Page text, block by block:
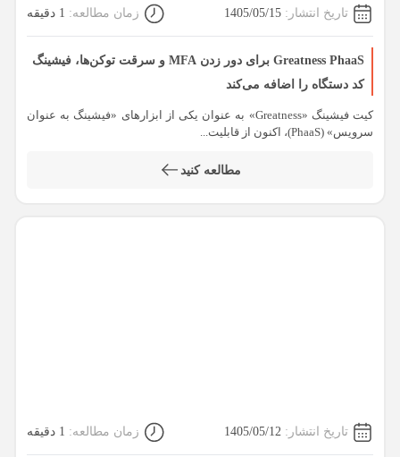
تاریخ انتشار: 1405/05/15 زمان مطالعه: 1 دقیقه
Greatness PhaaS برای دور زدن MFA و سرقت توکن‌ها، فیشینگ
کد دستگاه را اضافه می‌کند
کیت فیشینگ «Greatness» به عنوان یکی از ابزارهای «فیشینگ به عنوان
سرویس» (PhaaS)، اکنون از قابلیت...
مطالعه کنید
تاریخ انتشار: 1405/05/12 زمان مطالعه: 1 دقیقه